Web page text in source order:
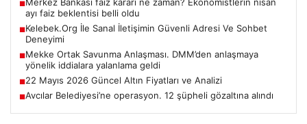
■
ayı faiz beklentisi belli oldu
■Kelebek.Org İle Sanal İletişimin Güvenli Adresi Ve Sohbet
Deneyimi
■Mekke Ortak Savunma Anlaşması. DMM’den anlaşmaya
yönelik iddialara yalanlama geldi
■22 Mayıs 2026 Güncel Altın Fiyatları ve Analizi
■Avcılar Belediyesi’ne operasyon. 12 şüpheli gözaltına alındı